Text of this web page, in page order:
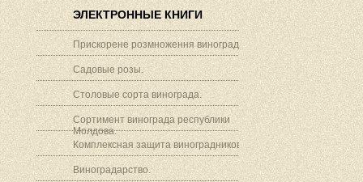
ЭЛЕКТРОННЫЕ КНИГИ
Прискорене розмноження винограду.
Садовые розы.
Столовые сорта винограда.
Сортимент винограда республики
Молдова.
Комплексная защита виноградников.
Виноградарство.